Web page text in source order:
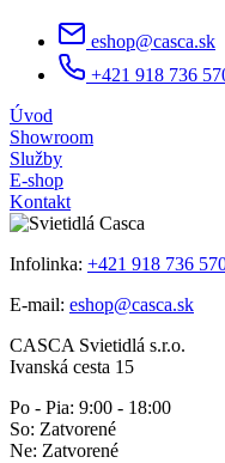
eshop@casca.sk
+421 918 736
Úvod
Showroom
Služby
E-shop
Kontakt
Infolinka: +421 918 736
E-mail: eshop@casca.sk
CASCA Svietidlá s.r.o.
Ivanská cesta 15
Po - Pia: 9:00 - 18:00
So: Zatvorené
Ne: Zatvorené